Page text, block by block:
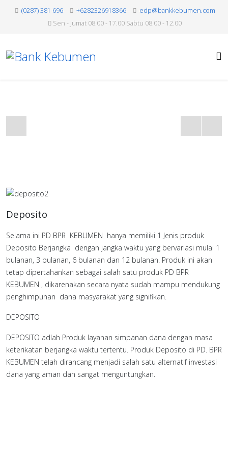
(0287) 381 696 +6282326918366
edp@bankkebumen.com
Sen - Jumat 08.00 - 17.00 Sabtu 08.00 - 12.00
Deposito
Selama ini PD BPR KEBUMEN hanya memiliki 1 Jenis produk
Deposito Berjangka dengan jangka waktu yang bervariasi mulai 1
bulanan, 3 bulanan, 6 bulanan dan 12 bulanan. Produk ini akan
tetap dipertahankan sebagai salah satu produk PD BPR
KEBUMEN , dikarenakan secara nyata sudah mampu mendukung
penghimpunan dana masyarakat yang signifikan.
DEPOSITO
DEPOSITO adlah Produk layanan simpanan dana dengan masa
keterikatan berjangka waktu tertentu. Produk Deposito di PD. BPR
KEBUMEN telah dirancang menjadi salah satu alternatif investasi
dana yang aman dan sangat menguntungkan.